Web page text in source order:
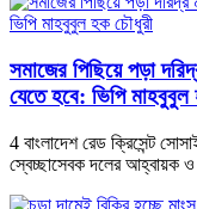
সমাজের পিছিয়ে পড়া
যেতে হবে: ভিপি
4 বাংলাদেশ রেড ক্রিসেন্ট
স্বেচ্ছাসেবক দলের আহ্বায়ক ও